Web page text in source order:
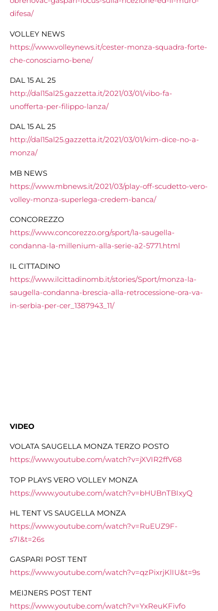
difesa/
VOLLEY NEWS
https://www.volleynews.it/cester-monza-squadra-forte-
che-conosciamo-bene/
DAL 15 AL 25
http://dal15al25.gazzetta.it/2021/03/01/vibo-fa-
unofferta-per-filippo-lanza/
DAL 15 AL 25
http://dal15al25.gazzetta.it/2021/03/01/kim-dice-no-a-
monza/
MB NEWS
https://www.mbnews.it/2021/03/play-off-scudetto-vero-
volley-monza-superlega-credem-banca/
CONCOREZZO
https://www.concorezzo.org/sport/la-saugella-
condanna-la-millenium-alla-serie-a2-5771.html
IL CITTADINO
https://www.ilcittadinomb.it/stories/Sport/monza-la-
saugella-condanna-brescia-alla-retrocessione-ora-va-
in-serbia-per-cer_1387943_11/
VIDEO
VOLATA SAUGELLA MONZA TERZO POSTO
https://www.youtube.com/watch?v=jXVIR2ffV68
TOP PLAYS VERO VOLLEY MONZA
https://www.youtube.com/watch?v=bHUBnTBIxyQ
HL TENT VS SAUGELLA MONZA
https://www.youtube.com/watch?v=RuEUZ9F-
s7I&t=26s
GASPARI POST TENT
https://www.youtube.com/watch?v=qzPixrjKlIU&t=9s
MEIJNERS POST TENT
https://www.youtube.com/watch?v=YxReuKFivfo